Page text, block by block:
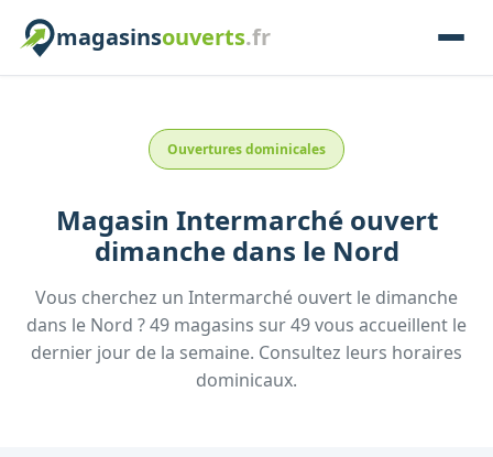
magasinsouverts.fr
Ouvertures dominicales
Magasin Intermarchéouvert
dimanche dans le Nord
Vous cherchez un Intermarché ouvert le dimanche
dans le Nord ?49 magasins sur49vous accueillent le
dernier jour de la semaine. Consultez leurs horaires
dominicaux.